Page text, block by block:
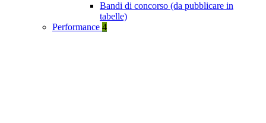
Bandi di concorso (da pubblicare in
tabelle)
Performance 4